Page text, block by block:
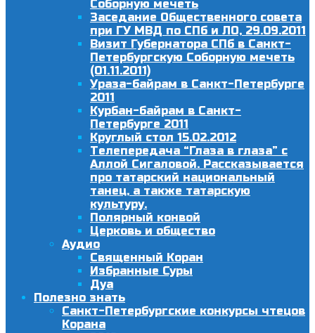
Соборную мечеть
Заседание Общественного совета
при ГУ МВД по СПб и ЛО, 29.09.2011
Визит Губернатора СПб в Санкт-
Петербургскую Соборную мечеть
(01.11.2011)
Ураза-байрам в Санкт-Петербурге
2011
Курбан-байрам в Санкт-
Петербурге 2011
Круглый стол 15.02.2012
Телепередача “Глаза в глаза” с
Аллой Сигаловой. Рассказывается
про татарский национальный
танец, а также татарскую
культуру.
Полярный конвой
Церковь и общество
Аудио
Священный Коран
Избранные Суры
Дуа
Полезно знать
Санкт-Петербургские конкурсы чтецов
Корана